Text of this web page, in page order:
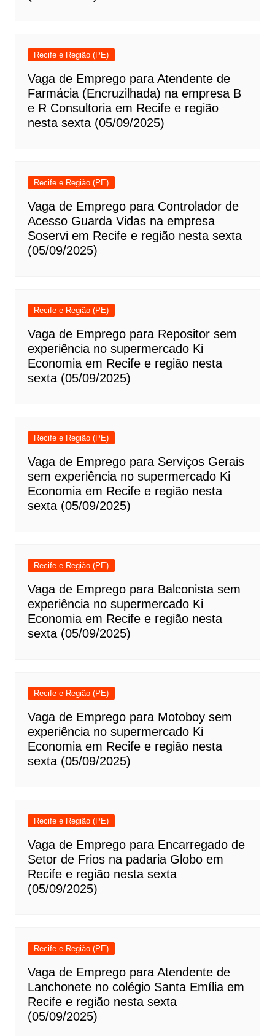
Recife e Região (PE)
Vaga de Emprego para Atendente de
Farmácia (Encruzilhada) na empresa B
e R Consultoria em Recife e região
nesta sexta (05/09/2025)
Recife e Região (PE)
Vaga de Emprego para Controlador de
Acesso Guarda Vidas na empresa
Soservi em Recife e região nesta sexta
(05/09/2025)
Recife e Região (PE)
Vaga de Emprego para Repositor sem
experiência no supermercado Ki
Economia em Recife e região nesta
sexta (05/09/2025)
Recife e Região (PE)
Vaga de Emprego para Serviços Gerais
sem experiência no supermercado Ki
Economia em Recife e região nesta
sexta (05/09/2025)
Recife e Região (PE)
Vaga de Emprego para Balconista sem
experiência no supermercado Ki
Economia em Recife e região nesta
sexta (05/09/2025)
Recife e Região (PE)
Vaga de Emprego para Motoboy sem
experiência no supermercado Ki
Economia em Recife e região nesta
sexta (05/09/2025)
Recife e Região (PE)
Vaga de Emprego para Encarregado de
Setor de Frios na padaria Globo em
Recife e região nesta sexta
(05/09/2025)
Recife e Região (PE)
Vaga de Emprego para Atendente de
Lanchonete no colégio Santa Emília em
Recife e região nesta sexta
(05/09/2025)